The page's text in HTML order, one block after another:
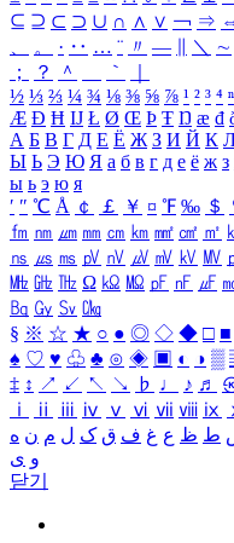
⊆ ⊇ ⊂ ⊃ ∪ ∩ ∧ ∨ ￢ ⇒
、
。 · ‥ … ¨ 〃 ― ＼ ∼
；
？ ＾ ｀
½ ⅓ ⅔ ¼ ¾ ⅛ ⅜ ⅝ ⅞ ¹ ² ³ ⁴ ⁿ
Æ Ð Ħ Ĳ Ł Ø Œ Þ Ŧ Ŋ æ đ
А Б В Г Д Е Ё Ж З И Й К
Ы Ь Э Ю Я а б в г д е ё ж з
ы ь э ю я
′ ″ ℃ Å ￠ ￡ ￥ ¤ ℉ ‰ ＄
㎙ ㎚ ㎛ ㎜ ㎝ ㎞ ㎟ ㎠ ㎡
㎱ ㎲ ㎳ ㎴ ㎵ ㎶ ㎷ ㎸ ㎹
㎒ ㎓ ㎔ Ω ㏀ ㏁ ㎊ ㎋ ㎌
㏃ ㏉ ㏜ ㏆
§ ※ ☆ ★ ○ ● ◎ ◇ ◆ □ ■
♠ ♡ ♥ ♧ ♣ ⊙ ◈ ▣ ◐ ◑ ▒
‡ ↕ ↗ ↙ ↖ ↘ ♭ ♩ ♪ ♬
ⅰ
ⅱ ⅲ ⅳ ⅴ ⅵ ⅶ ⅷ ⅸ
ط ظ ع غ ف ق ک ل م ن ه
و ی
닫기